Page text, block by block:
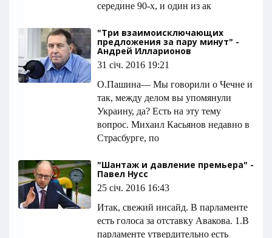
середине 90-х, и один из ак
"Три взаимоисключающих
предложения за пару минут" -
Андрей Илларионов
31 січ. 2016 19:21
О.Пашина― Мы говорили о Чечне и
так, между делом вы упомянули
Украину, да? Есть на эту тему
вопрос. Михаил Касьянов недавно в
Страсбурге, по
"Шантаж и давление премьера" -
Павел Нусс
25 січ. 2016 16:43
Итак, свежий инсайд. В парламенте
есть голоса за отставку Авакова. 1.В
парламенте утвердительно есть